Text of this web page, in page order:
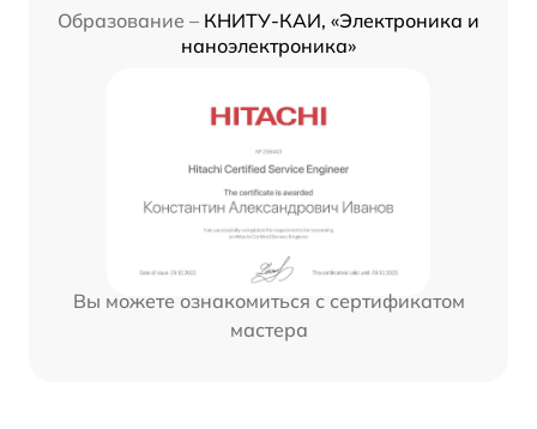
Образование – КНИТУ-КАИ, «Электроника и
наноэлектроника»
Вы можете ознакомиться с сертификатом
мастера